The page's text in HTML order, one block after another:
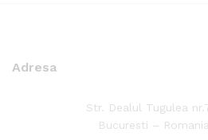
Adresa
Str. Dealul Tugulea
Bucuresti –